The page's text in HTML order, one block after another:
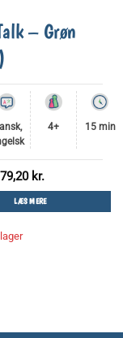
– Grøn
4+ 15 min
Den
oprindelige
pris
var:
99,00 kr..
79,20 kr.
aktuelle
pris
er:
79,20 kr..
LÆS MERE